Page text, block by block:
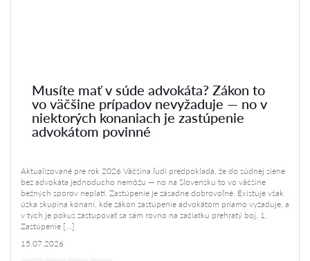
Musíte mať v súde advokáta? Zákon to
vo väčšine prípadov nevyžaduje — no v
niektorých konaniach je zastúpenie
advokátom povinné
Aktualizované pre rok 2026 Väčšina ľudí predpokladá, že do súdnej siene
bez advokáta jednoducho nemôžu — no na Slovensku to vo väčšine
bežných sporov neplatí. Zastúpenie je zásadne dobrovoľné. Existuje však
úzka skupina konaní, kde zákon zastúpenie advokátom priamo vyžaduje, a
v tých je pokus zastupovať sa sám rovno na začiatku prehratý boj. 1.
Zastúpenie […]
15.07.2026